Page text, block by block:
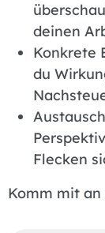
deinen
Konkrete
du
Flecken
Komm mit